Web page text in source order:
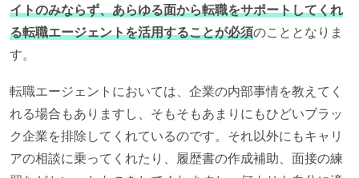
イトのみならず、あらゆる面から転職をサポートしてくれ
る転職エージェントを活用することが必須のこととなりま
す。
転職エージェントにおいては、企業の内部事情を教えてく
れる場合もありますし、そもそもあまりにもひどいブラッ
ク企業を排除してくれているのです。それ以外にもキャリ
アの相談に乗ってくれたり、履歴書の作成補助、面接の練